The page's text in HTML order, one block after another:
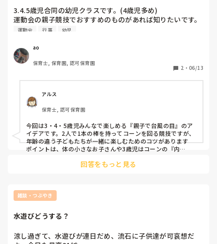
3.4.5歳児合同の幼児クラスです。(4歳児多め)
運動会の親子競技でおすすめのものがあれば知りたいです。
4歳児メインが目安です。
運動会 行事 幼児
ao
保育士, 保育園, 認可保育園
2 ・ 06/13
アルス
保育士, 認可保育園
今回は3・4・5歳児みんなで楽しめる『親子で台風の目』のア
イデアです。2人で1本の棒を持ってコーンを回る競技ですが、
年齢の違う子どもたちが一緒に楽しむためのコツがあります
ポイントは、体の小さなお子さんや3歳児はコーンの『内
す。これで走る距離のバランスがとれて、みんなで息を合わせ
ましょう。軽いプラスチックの棒を使うと安全ですよ。4歳児
をメインにしつつ3、5歳でも割と楽しめるのではないかなと思
回答をもっと見る
雑談・つぶやき
水遊びどうする？
涼し過ぎて、水遊びが連日だめ、流石に子供達が可哀想だ